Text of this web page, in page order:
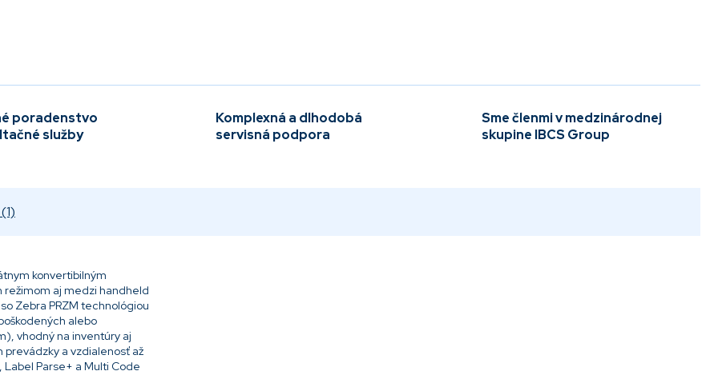
poradenstvo
služby
Komplexná a dlhodobá
servisná podpora
Sme členmi v medzinárodnej
skupine IBCS Group
konvertibilným
režimom aj medzi handheld
Zebra PRZM technológiou
alebo
vhodný na inventúry aj
prevádzky a vzdialenosť až
Parse+ a Multi Code